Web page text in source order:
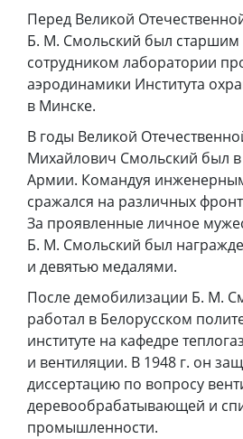
Перед Великой
Б. М. Смольский был
сотрудником лаборатории
аэродинамики Института
в Минске.
В годы Великой
Михайлович Смольский был в
Армии. Командуя
сражался на различных
За проявленные личное
Б. М. Смольский был
и девятью медалями.
После демобилизации Б. М.
работал в Белорусском
институте на кафедре
и вентиляции. В 1948 г. он
диссертацию по вопросу
деревообрабатывающей и
промышленности.